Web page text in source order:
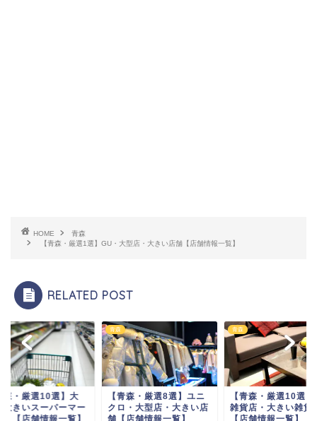
HOME
青森
【青森・厳選1選】GU・大型店・大きい店舗【店舗情報一覧】
RELATED POST
森・厳選10選】大
大きいスーパーマー
ト【店舗情報一覧】
青森
【青森・厳選8選】ユニ
クロ・大型店・大きい店
舗【店舗情報一覧】
青森
【青森・厳選10選】
雑貨店・大きい雑貨
【店舗情報一覧】